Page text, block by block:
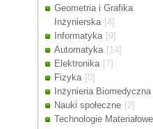
Geometria i Grafika
Inżynierska [4]
Informatyka [9]
Automatyka [14]
Elektronika [7]
Fizyka [0]
Inżynieria Biomedyczna
Nauki społeczne [2]
Technologie Materiałowe